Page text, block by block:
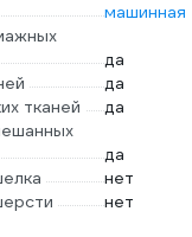
машинная
да
да
тканей
да
да
нет
нет